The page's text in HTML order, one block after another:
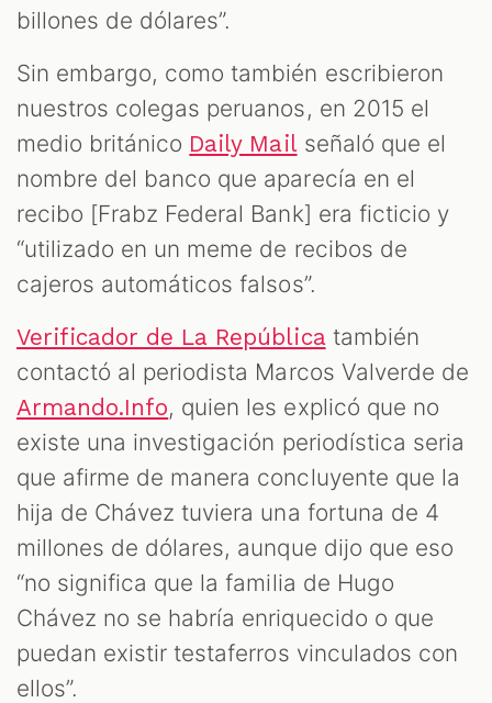
billones de dólares”.
Sin embargo, como también escribieron
nuestros colegas peruanos, en 2015 el
medio británico Daily Mailseñaló que el
nombre del banco que aparecía en el
recibo [Frabz Federal Bank] era ficticio y
“utilizado en un meme de recibos de
cajeros automáticos falsos”.
Verificador de La Repúblicatambién
contactó al periodista Marcos Valverde de
Armando.Info, quien les explicó que no
existe una investigación periodística seria
que afirme de manera concluyente que la
hija de Chávez tuviera una fortuna de 4
millones de dólares, aunque dijo que eso
“no significa que la familia de Hugo
Chávez no se habría enriquecido o que
puedan existir testaferros vinculados con
ellos”.